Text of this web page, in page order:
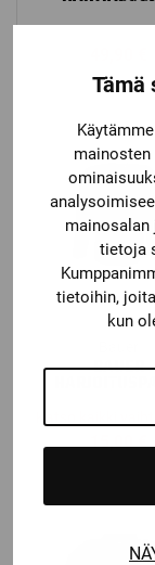
Tämä
mainosalan
tietoja
tietoihin,
kun
BAUER